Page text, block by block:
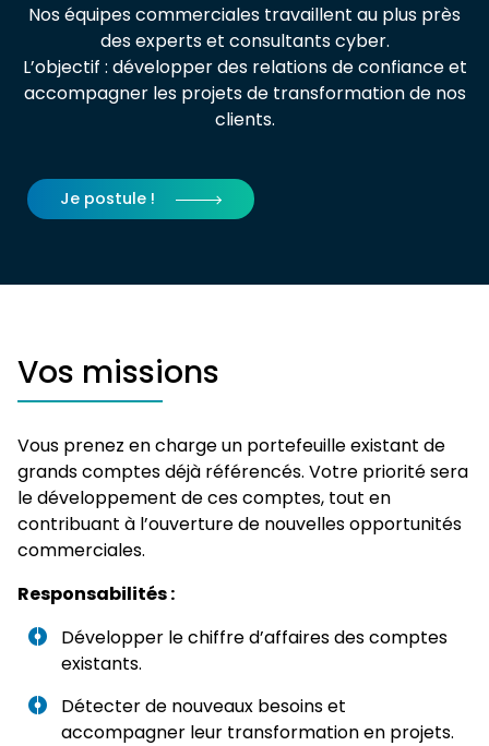
Nos équipes commerciales travaillent au plus près
des experts et consultants cyber.
L’objectif : développer des relations de confiance et
accompagner les projets de transformation de nos
clients.
Je postule !
Vos missions
Vous prenez en charge un portefeuille existant de
grands comptes déjà référencés. Votre priorité sera
le développement de ces comptes, tout en
contribuant à l’ouverture de nouvelles opportunités
commerciales.
Responsabilités :
Développer le chiffre d’affaires des comptes
existants.
Détecter de nouveaux besoins et
accompagner leur transformation en projets.